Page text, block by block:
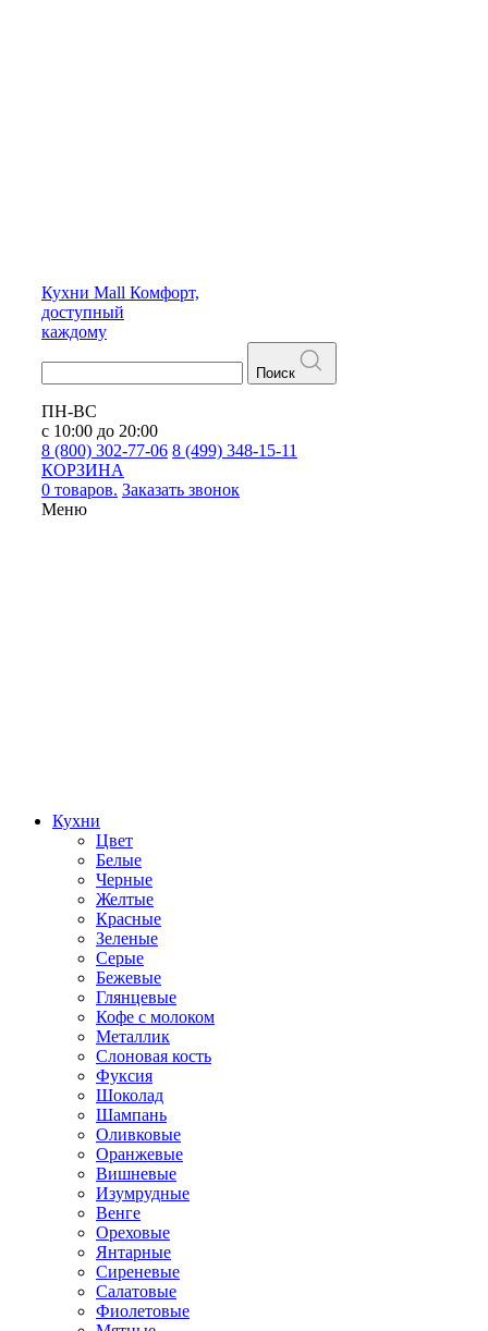
Кухни Mall Комфорт,
доступный
каждому
Поиск
ПН-ВС
с 10:00 до 20:00
8 (800) 302-77-06 8 (499) 348-15-11
КОРЗИНА
0 товаров. Заказать звонок
Меню
Кухни
Цвет
Белые
Черные
Желтые
Красные
Зеленые
Серые
Бежевые
Глянцевые
Кофе с молоком
Металлик
Слоновая кость
Фуксия
Шоколад
Шампань
Оливковые
Оранжевые
Вишневые
Изумрудные
Венге
Ореховые
Янтарные
Сиреневые
Салатовые
Фиолетовые